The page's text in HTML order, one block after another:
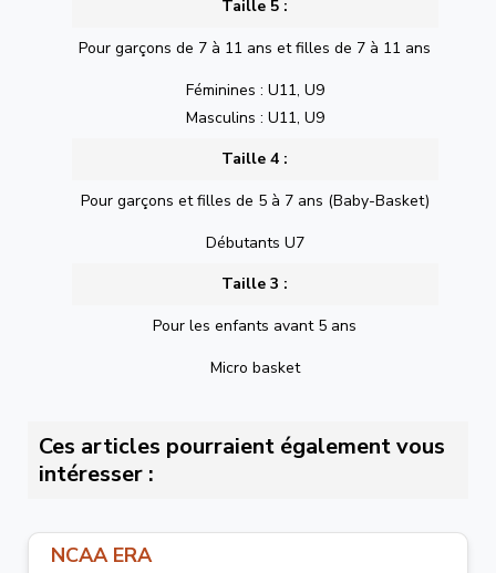
Taille 5 :
Pour garçons de 7 à 11 ans et filles de 7 à 11 ans
Féminines : U11, U9
Masculins : U11, U9
Taille 4 :
Pour garçons et filles de 5 à 7 ans (Baby-Basket)
Débutants U7
Taille 3 :
Pour les enfants avant 5 ans
Micro basket
Ces articles pourraient également vous
intéresser :
NCAA ERA